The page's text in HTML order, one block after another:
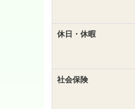
休日・休暇
社会保険